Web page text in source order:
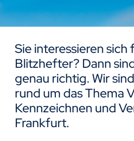
Techniklexikon
Kontakt
Sie interessieren sich
Blitzhefter? Dann
genau richtig. Wir
rund um das Thema
Kennzeichnen und
Frankfurt.